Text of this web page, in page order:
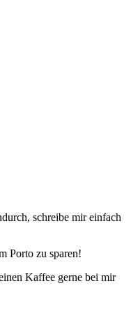
schreibe mir einfach
Porto zu sparen!
Kaffee gerne bei mir